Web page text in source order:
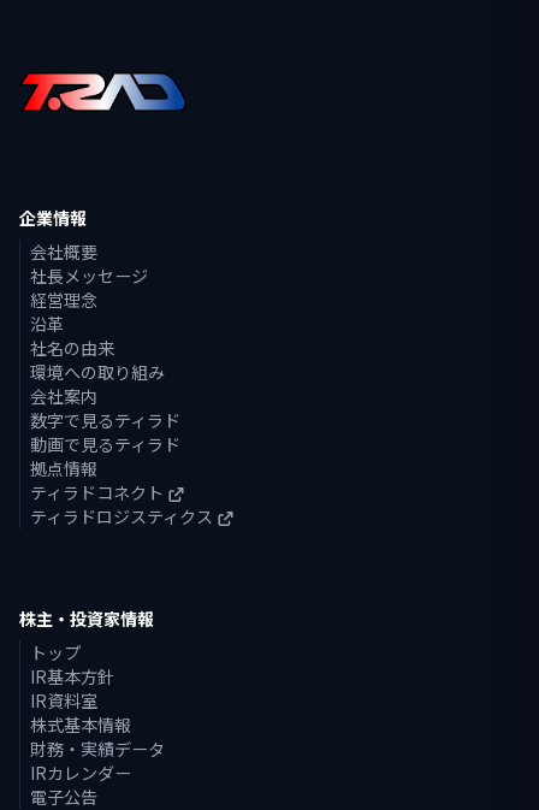
企業情報
会社概要
社長メッセージ
経営理念
沿革
社名の由来
環境への取り組み
会社案内
数字で見るティラド
動画で見るティラド
拠点情報
ティラドコネクト
ティラドロジスティクス
株主・投資家情報
トップ
IR基本方針
IR資料室
株式基本情報
財務・実績データ
IRカレンダー
電子公告